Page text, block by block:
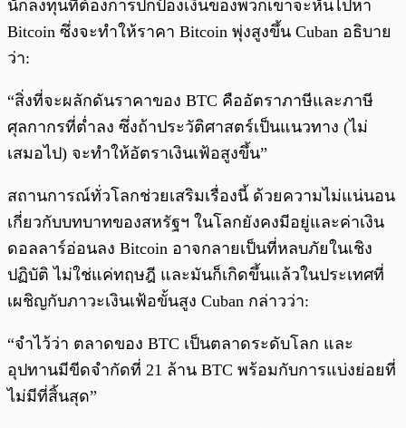
นักลงทุนที่ต้องการปกป้องเงินของพวกเขาจะหันไปหา
Bitcoin ซึ่งจะทำให้ราคา Bitcoin พุ่งสูงขึ้น Cuban อธิบาย
ว่า:
“สิ่งที่จะผลักดันราคาของ BTC คืออัตราภาษีและภาษี
ศุลกากรที่ต่ำลง ซึ่งถ้าประวัติศาสตร์เป็นแนวทาง (ไม่
เสมอไป) จะทำให้อัตราเงินเฟ้อสูงขึ้น”
สถานการณ์ทั่วโลกช่วยเสริมเรื่องนี้ ด้วยความไม่แน่นอน
เกี่ยวกับบทบาทของสหรัฐฯ ในโลกยังคงมีอยู่และค่าเงิน
ดอลลาร์อ่อนลง Bitcoin อาจกลายเป็นที่หลบภัยในเชิง
ปฏิบัติ ไม่ใช่แค่ทฤษฎี และมันก็เกิดขึ้นแล้วในประเทศที่
เผชิญกับภาวะเงินเฟ้อขั้นสูง Cuban กล่าวว่า:
“จำไว้ว่า ตลาดของ BTC เป็นตลาดระดับโลก และ
อุปทานมีขีดจำกัดที่ 21 ล้าน BTC พร้อมกับการแบ่งย่อยที่
ไม่มีที่สิ้นสุด”